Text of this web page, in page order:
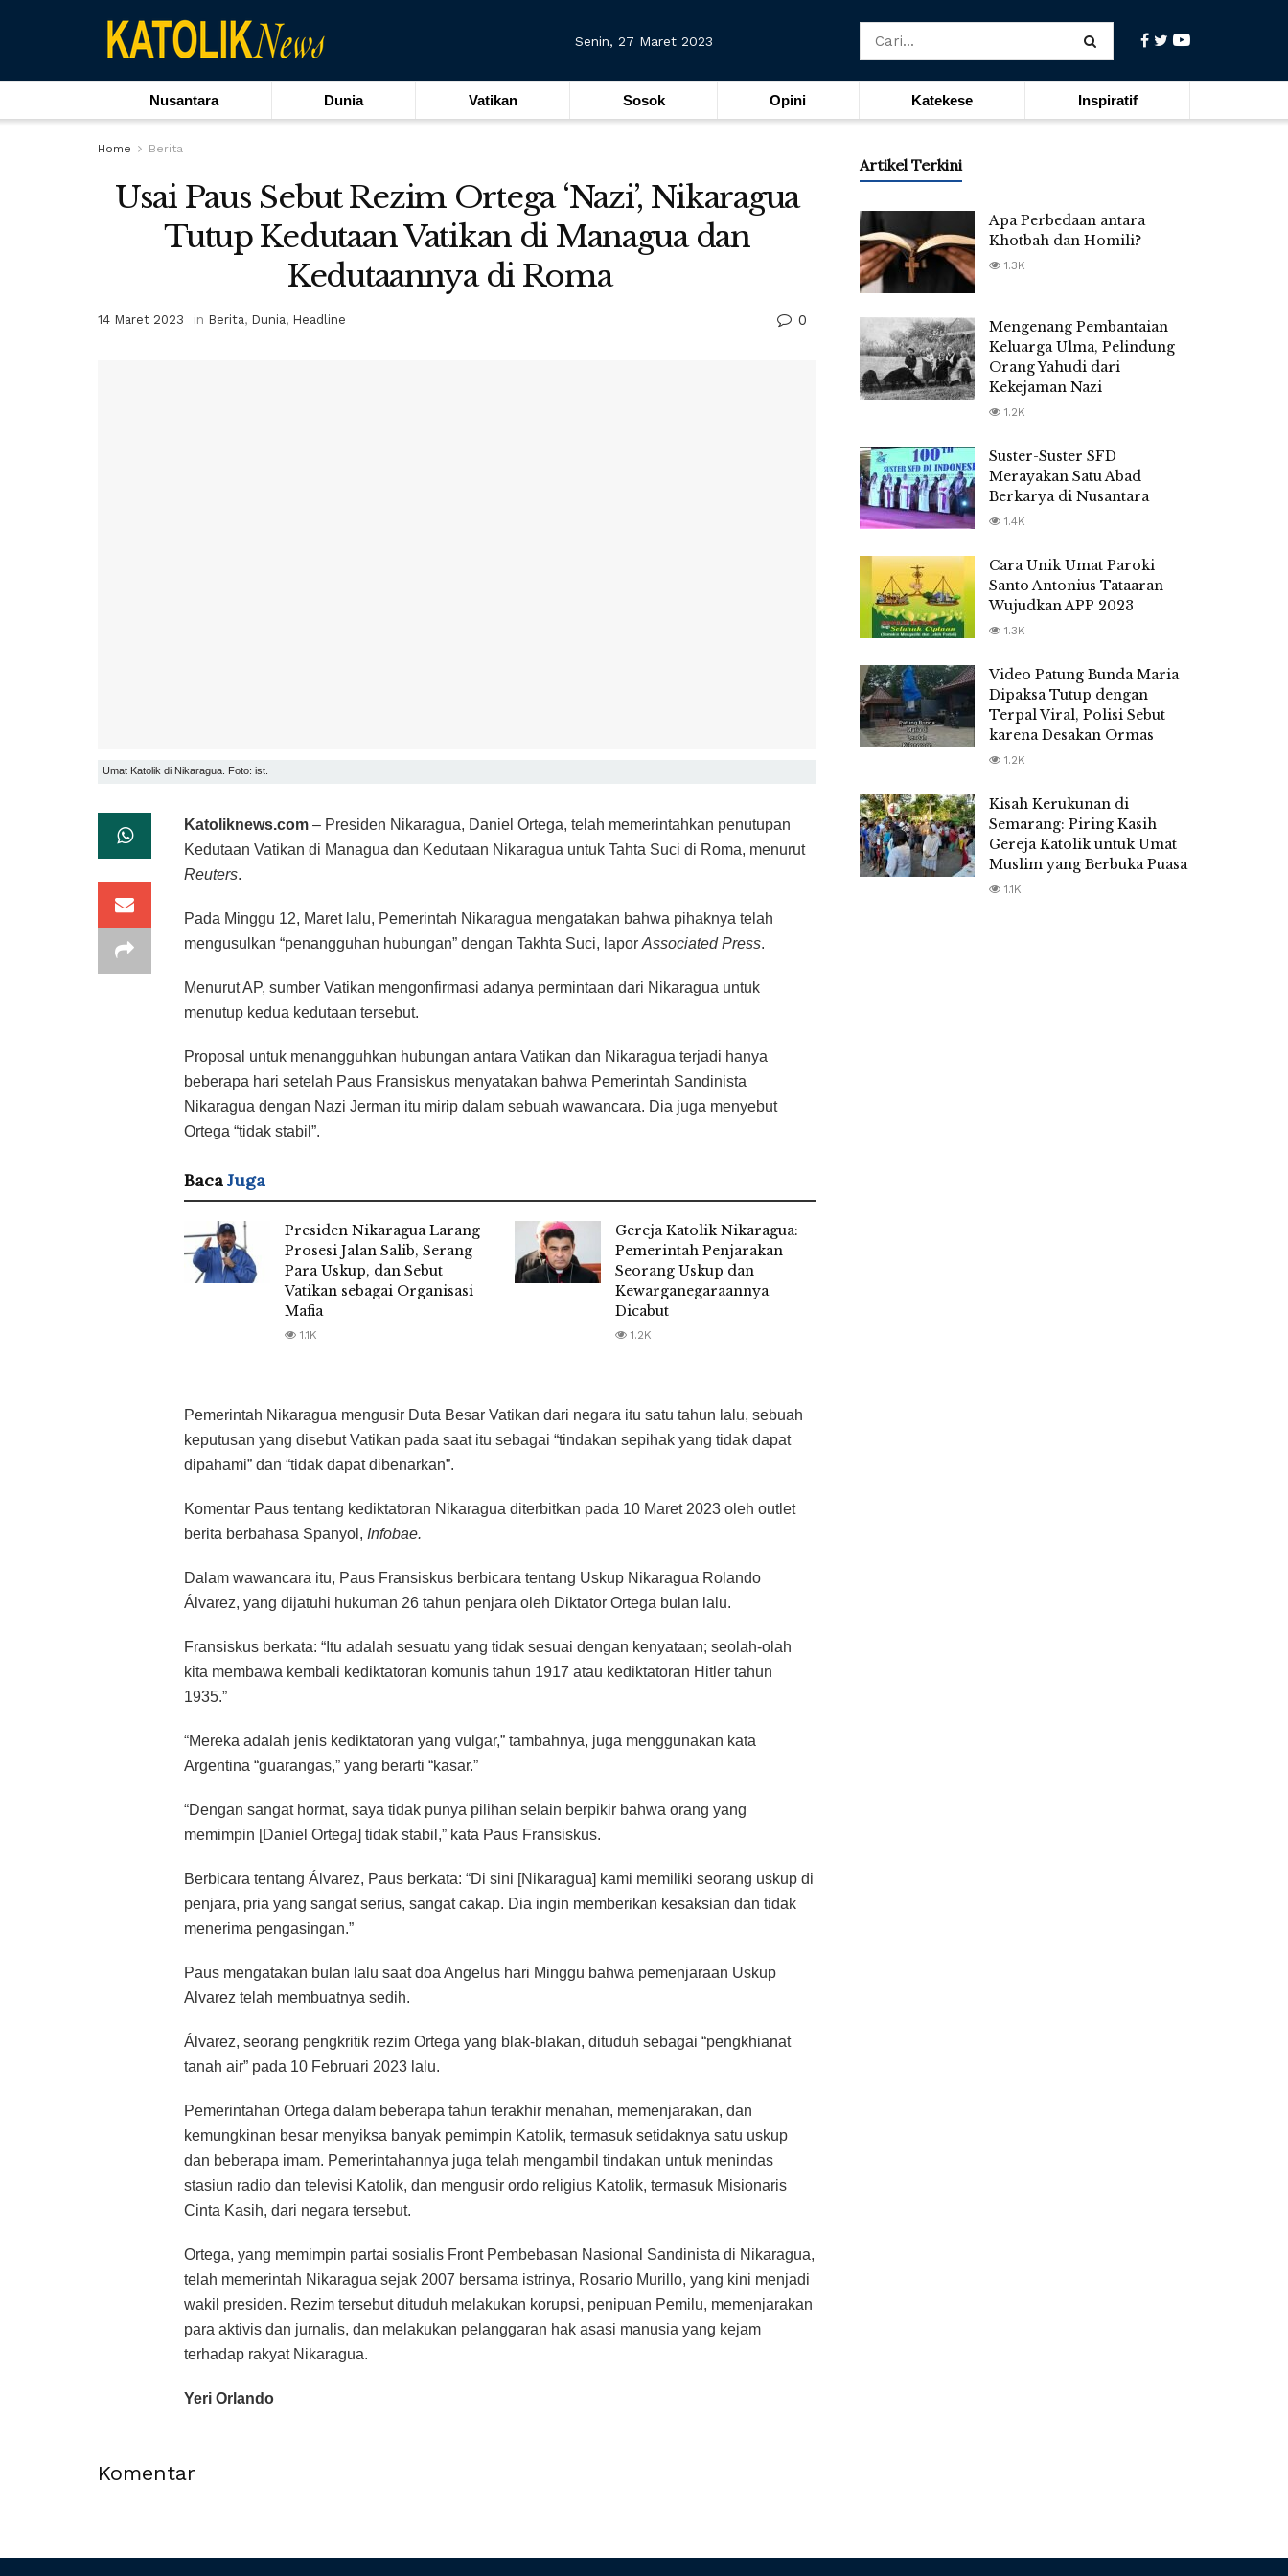
Senin, 27 Maret 2023
Nusantara Dunia Vatikan Sosok Opini Katekese Inspiratif
Home Berita
Usai Paus Sebut Rezim Ortega ‘Nazi’, Nikaragua
Tutup Kedutaan Vatikan di Managua dan
Kedutaannya di Roma
14 Maret 2023 in Berita, Dunia, Headline 0
Umat Katolik di Nikaragua. Foto: ist.
Katoliknews.com – Presiden Nikaragua, Daniel Ortega, telah memerintahkan penutupan
Kedutaan Vatikan di Managua dan Kedutaan Nikaragua untuk Tahta Suci di Roma, menurut
Reuters.
Pada Minggu 12, Maret lalu, Pemerintah Nikaragua mengatakan bahwa pihaknya telah
mengusulkan “penangguhan hubungan” dengan Takhta Suci, lapor Associated Press.
Menurut AP, sumber Vatikan mengonfirmasi adanya permintaan dari Nikaragua untuk
menutup kedua kedutaan tersebut.
Proposal untuk menangguhkan hubungan antara Vatikan dan Nikaragua terjadi hanya
beberapa hari setelah Paus Fransiskus menyatakan bahwa Pemerintah Sandinista
Nikaragua dengan Nazi Jerman itu mirip dalam sebuah wawancara. Dia juga menyebut
Ortega “tidak stabil”.
BacaJuga
Presiden Nikaragua Larang
Prosesi Jalan Salib, Serang
Para Uskup, dan Sebut
Vatikan sebagai Organisasi
Mafia
1.1K
Gereja Katolik Nikaragua:
Pemerintah Penjarakan
Seorang Uskup dan
Kewarganegaraannya
Dicabut
1.2K
Pemerintah Nikaragua mengusir Duta Besar Vatikan dari negara itu satu tahun lalu, sebuah
keputusan yang disebut Vatikan pada saat itu sebagai “tindakan sepihak yang tidak dapat
dipahami” dan “tidak dapat dibenarkan”.
Komentar Paus tentang kediktatoran Nikaragua diterbitkan pada 10 Maret 2023 oleh outlet
berita berbahasa Spanyol, Infobae.
Dalam wawancara itu, Paus Fransiskus berbicara tentang Uskup Nikaragua Rolando
Álvarez, yang dijatuhi hukuman 26 tahun penjara oleh Diktator Ortega bulan lalu.
Fransiskus berkata: “Itu adalah sesuatu yang tidak sesuai dengan kenyataan; seolah-olah
kita membawa kembali kediktatoran komunis tahun 1917 atau kediktatoran Hitler tahun
1935.”
“Mereka adalah jenis kediktatoran yang vulgar,” tambahnya, juga menggunakan kata
Argentina “guarangas,” yang berarti “kasar.”
“Dengan sangat hormat, saya tidak punya pilihan selain berpikir bahwa orang yang
memimpin [Daniel Ortega] tidak stabil,” kata Paus Fransiskus.
Berbicara tentang Álvarez, Paus berkata: “Di sini [Nikaragua] kami memiliki seorang uskup di
penjara, pria yang sangat serius, sangat cakap. Dia ingin memberikan kesaksian dan tidak
menerima pengasingan.”
Paus mengatakan bulan lalu saat doa Angelus hari Minggu bahwa pemenjaraan Uskup
Alvarez telah membuatnya sedih.
Álvarez, seorang pengkritik rezim Ortega yang blak-blakan, dituduh sebagai “pengkhianat
tanah air” pada 10 Februari 2023 lalu.
Pemerintahan Ortega dalam beberapa tahun terakhir menahan, memenjarakan, dan
kemungkinan besar menyiksa banyak pemimpin Katolik, termasuk setidaknya satu uskup
dan beberapa imam. Pemerintahannya juga telah mengambil tindakan untuk menindas
stasiun radio dan televisi Katolik, dan mengusir ordo religius Katolik, termasuk Misionaris
Cinta Kasih, dari negara tersebut.
Ortega, yang memimpin partai sosialis Front Pembebasan Nasional Sandinista di Nikaragua,
telah memerintah Nikaragua sejak 2007 bersama istrinya, Rosario Murillo, yang kini menjadi
wakil presiden. Rezim tersebut dituduh melakukan korupsi, penipuan Pemilu, memenjarakan
para aktivis dan jurnalis, dan melakukan pelanggaran hak asasi manusia yang kejam
terhadap rakyat Nikaragua.
Yeri Orlando
Komentar
Artikel Terkini
Apa Perbedaan antara
Khotbah dan Homili?
1.3K
Mengenang Pembantaian
Keluarga Ulma, Pelindung
Orang Yahudi dari
Kekejaman Nazi
1.2K
Suster-Suster SFD
Merayakan Satu Abad
Berkarya di Nusantara
1.4K
Cara Unik Umat Paroki
Santo Antonius Tataaran
Wujudkan APP 2023
1.3K
Video Patung Bunda Maria
Dipaksa Tutup dengan
Terpal Viral, Polisi Sebut
karena Desakan Ormas
1.2K
Kisah Kerukunan di
Semarang: Piring Kasih
Gereja Katolik untuk Umat
Muslim yang Berbuka Puasa
1.1K